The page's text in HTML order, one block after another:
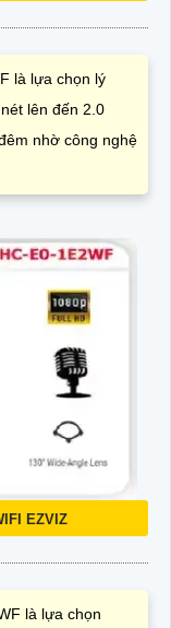
là lựa chọn lý
lên đến 2.0
nhờ công nghệ
EZVIZ
là lựa chọn